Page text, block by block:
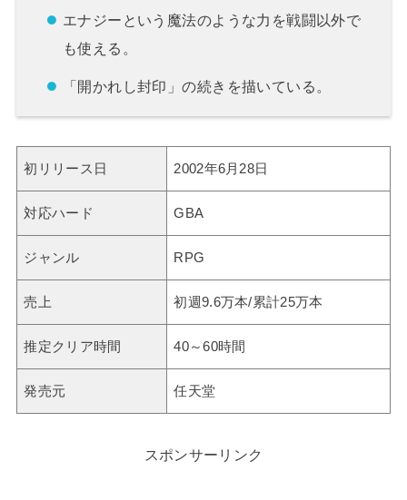
エナジーという魔法のような力を戦闘以外で
も使える。
「開かれし封印」の続きを描いている。
初リリース日 2002年6月28日
対応ハード GBA
ジャンル RPG
売上 初週9.6万本/累計25万本
推定クリア時間 40～60時間
発売元 任天堂
スポンサーリンク